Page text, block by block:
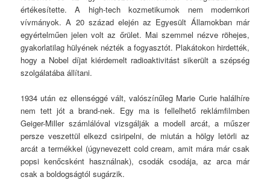
értékesítette. A high-tech kozmetikumok nem modernkori
vívmányok. A 20 század elején az Egyesült Államokban már
egyértelműen jelen volt az őrület. Mai szemmel nézve röhejes,
gyakorlatilag hülyének nézték a fogyasztót. Plakátokon hirdették,
hogy a Nobel díjat kiérdemelt radioaktivitást sikerült a szépség
szolgálatába állítani.
1934 után ez ellenséggé vált, valószínűleg Marie Curie halálhíre
nem tett jót a brand-nek. Egy ma is fellelhető reklámfilmben
Geiger-Miller számlálóval vizsgálják a modell arcát, a műszer
persze veszettül elkezd csiripelni, de miután a hölgy letörli az
arcát a termékkel (úgynevezett cold cream, amit mára már csak
popsi kenőcsként használnak), csodák csodája, az arca már
csak a boldogságtól sugárzik.